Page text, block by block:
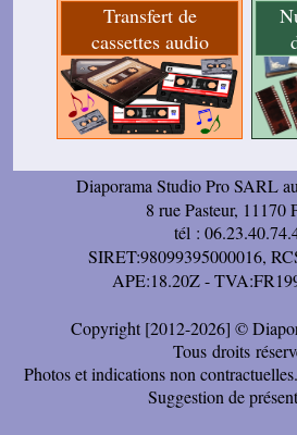
Transfert de
cassettes audio
Diaporama Studio Pro SARL
8 rue Pasteur, 11170
tél :
SIRET:98099395000016,
APE:18.20Z -
Copyright [2012-2026] ©
Tous droits
Photos et indications non
Suggestion de